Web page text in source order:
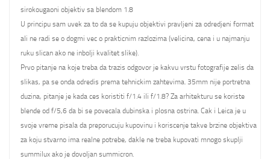
sirokougaoni objektiv sa blendom 1.8
U principu sam uvek za to da se kupuju objektivi pravljeni za odredjeni format
ali ne radi se o dogmi vec o prakticnim razlozima (velicina, cena i u najmanju
ruku slican ako ne inbolji kvalitet slike).
Prvo pitanje na koje treba da trazis odgovor je kakvu vrstu fotografije zelis da
slikas, pa se onda odredis prema tehnickim zahtevima. 35mm nije portretna
duzina, pitanje je kada ces koristiti f/1.4 ili f/1.8? Za arhitekturu se koriste
blende od f/5,6 da bi se povecala dubinska i plosna ostrina. Cak i Leica je u
svoje vreme pisala da preporucuju kupovinu i koriscenje takve brzine objektiva
za koju stvarno ima realne potrebe, dakle ne treba kupovati mnogo skuplji
summilux ako je dovoljan summicron.